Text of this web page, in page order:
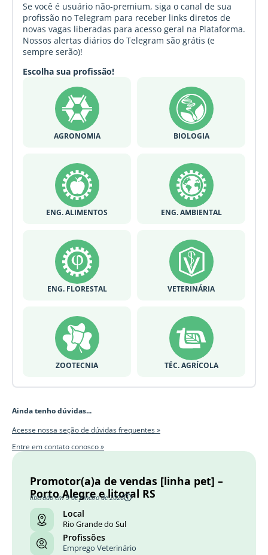
Se você é usuário não-premium, siga o canal de sua
profissão no Telegram para receber links diretos de
novas vagas liberadas para acesso geral na Plataforma.
Nossos alertas diários do Telegram são grátis (e
sempre serão)!
Escolha sua profissão!
AGRONOMIA BIOLOGIA
ENG. ALIMENTOS ENG. AMBIENTAL
ENG. FLORESTAL VETERINÁRIA
ZOOTECNIA TÉC. AGRÍCOLA
Ainda tenho dúvidas...
Acesse nossa seção de dúvidas frequentes »
Entre em contato conosco »
Promotor(a)a de vendas [linha pet] –
Porto Alegre e litoral RS
liberado em 9 de janeiro de 2026
Local
Rio Grande do Sul
Profissões
Emprego Veterinário